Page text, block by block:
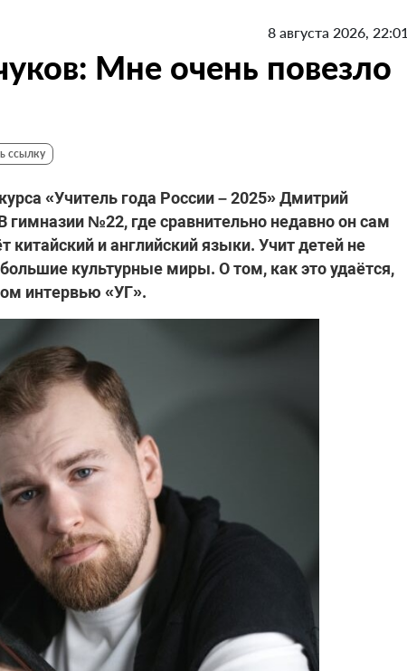
8 августа 2026, 22:01
Мне очень повезло
ссылку
«Учитель года России – 2025» Дмитрий
гимназии №22, где сравнительно недавно он сам
китайский и английский языки. Учит детей не
культурные миры. О том, как это удаётся,
интервью «УГ».